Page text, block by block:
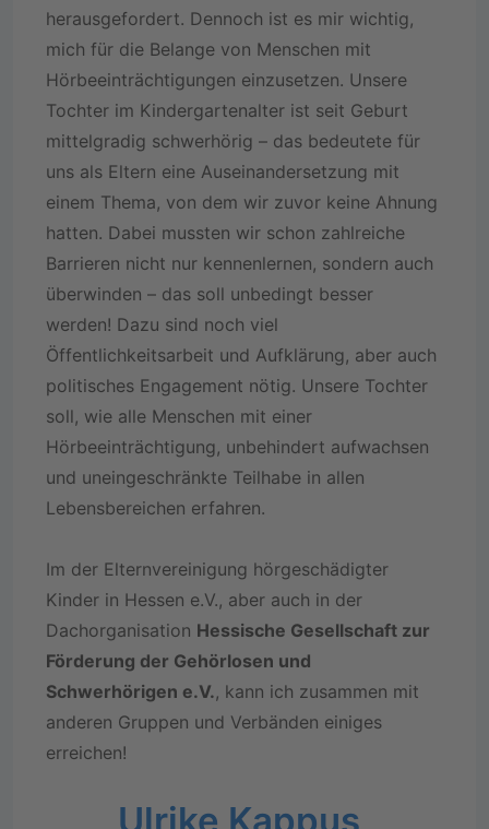
herausgefordert. Dennoch ist es mir wichtig,
mich für die Belange von Menschen mit
Hörbeeinträchtigungen einzusetzen. Unsere
Tochter im Kindergartenalter ist seit Geburt
mittelgradig schwerhörig – das bedeutete für
uns als Eltern eine Auseinandersetzung mit
einem Thema, von dem wir zuvor keine Ahnung
hatten. Dabei mussten wir schon zahlreiche
Barrieren nicht nur kennenlernen, sondern auch
überwinden – das soll unbedingt besser
werden! Dazu sind noch viel
Öffentlichkeitsarbeit und Aufklärung, aber auch
politisches Engagement nötig. Unsere Tochter
soll, wie alle Menschen mit einer
Hörbeeinträchtigung, unbehindert aufwachsen
und uneingeschränkte Teilhabe in allen
Lebensbereichen erfahren.
Im der Elternvereinigung hörgeschädigter
Kinder in Hessen e.V., aber auch in der
Dachorganisation Hessische Gesellschaft zur
Förderung der Gehörlosen und
Schwerhörigen e.V., kann ich zusammen mit
anderen Gruppen und Verbänden einiges
erreichen!
Ulrike Kappus,